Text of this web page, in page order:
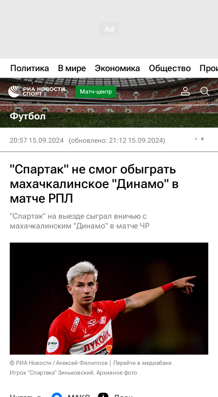
Политика В мире Экономика Общество
Матч-центр
Футбол
20:57 15.09.2024 (обновлено: 21:12 15.09.2024)
"Спартак" не смог обыграть
махачкалинское "Динамо" в
матче РПЛ
"Спартак" на выезде сыграл вничью с
махачкалинским "Динамо" в матче ЧР
© РИА Новости / Алексей Филиппов
Перейти в медиабанк
Игрок "Спартака" Зиньковский. Архивное фото